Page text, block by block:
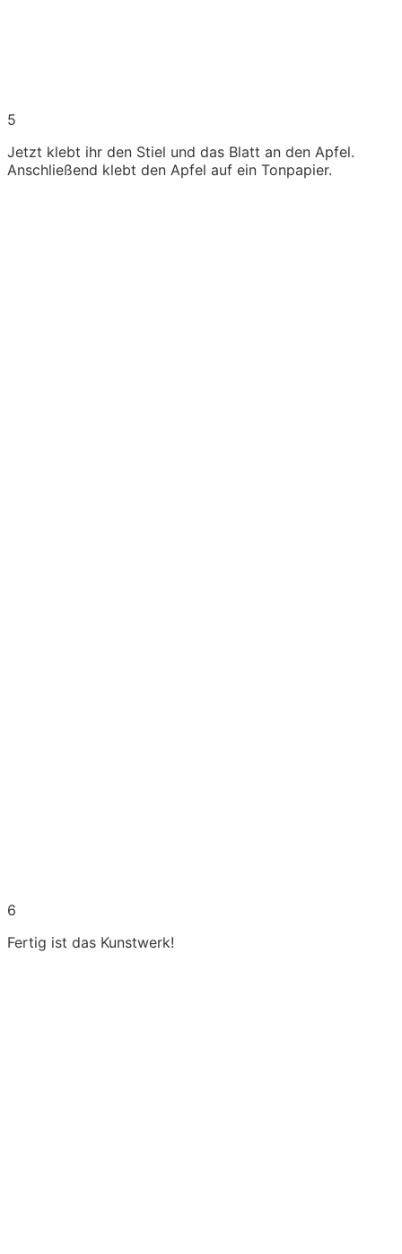
5
Jetzt klebt ihr den Stiel und das Blatt an den Apfel.
Anschließend klebt den Apfel auf ein Tonpapier.
6
Fertig ist das Kunstwerk!